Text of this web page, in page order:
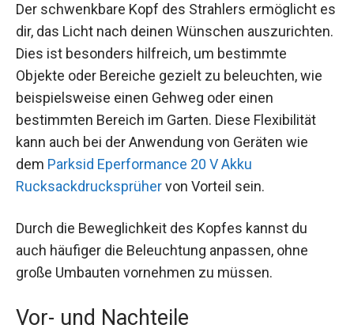
Der schwenkbare Kopf des Strahlers ermöglicht es
dir, das Licht nach deinen Wünschen auszurichten.
Dies ist besonders hilfreich, um bestimmte
Objekte oder Bereiche gezielt zu beleuchten, wie
beispielsweise einen Gehweg oder einen
bestimmten Bereich im Garten. Diese Flexibilität
kann auch bei der Anwendung von Geräten wie
dem Parksid Eperformance 20 V Akku
Rucksackdrucksprühervon Vorteil sein.
Durch die Beweglichkeit des Kopfes kannst du
auch häufiger die Beleuchtung anpassen, ohne
große Umbauten vornehmen zu müssen.
Vor- und Nachteile